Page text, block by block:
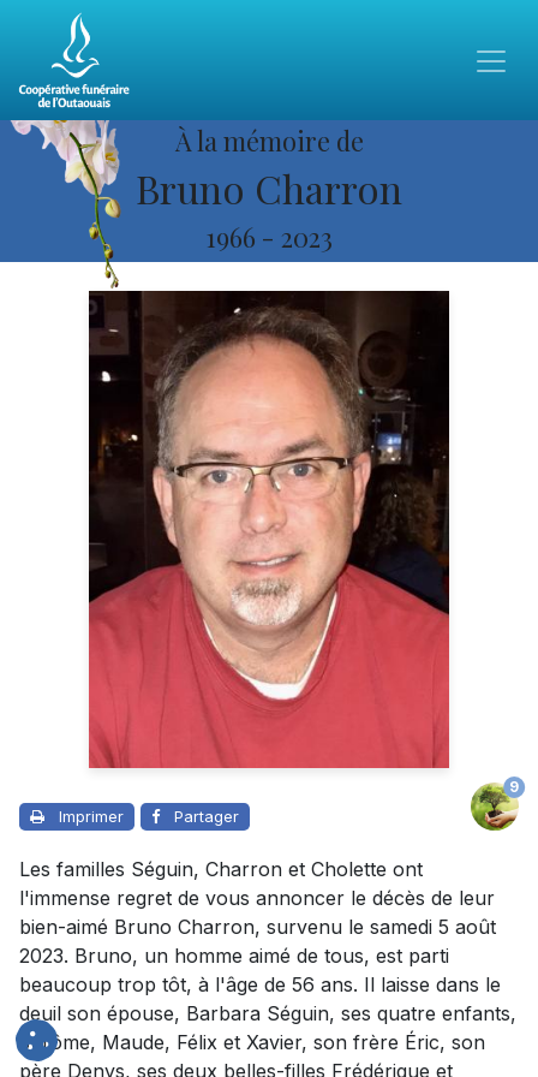
À la mémoire de
Bruno Charron
1966 - 2023
Imprimer Partager
9
Les familles Séguin, Charron et Cholette ont
l'immense regret de vous annoncer le décès de leur
bien-aimé Bruno Charron, survenu le samedi 5 août
2023. Bruno, un homme aimé de tous, est parti
beaucoup trop tôt, à l'âge de 56 ans. Il laisse dans le
deuil son épouse, Barbara Séguin, ses quatre enfants,
Jérôme, Maude, Félix et Xavier, son frère Éric, son
père Denys, ses deux belles-filles Frédérique et